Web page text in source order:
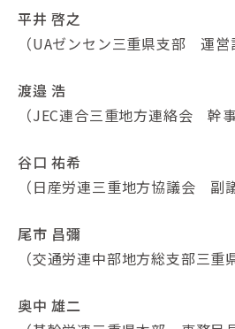
平井 啓之
（UAゼンセン三重県支部 運営
渡邉 浩
（JEC連合三重地方連絡会 幹事
谷口 祐希
（日産労連三重地方協議会 副
尾市 昌彌
（交通労連中部地方総支部三
奥中 雄二